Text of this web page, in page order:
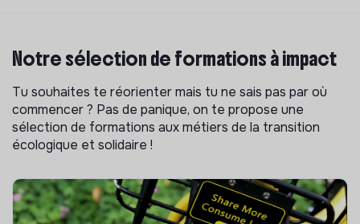
Notre sélection de formations à impact
Tu souhaites te réorienter mais tu ne sais pas par où
commencer ? Pas de panique, on te propose une
sélection de formations aux métiers de la transition
écologique et solidaire !